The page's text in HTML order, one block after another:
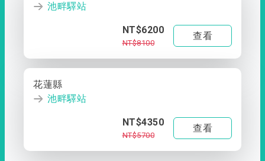
池畔驛站
NT$6200
NT$8100
查看
花蓮縣
池畔驛站
NT$4350
NT$5700
查看